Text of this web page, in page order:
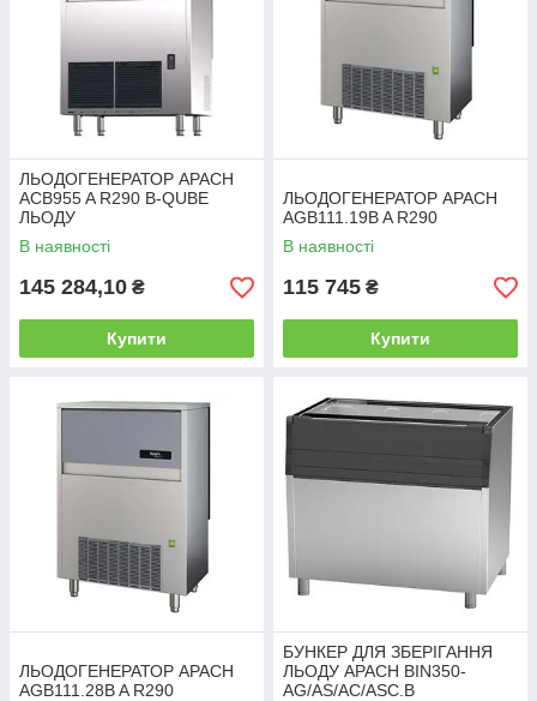
ЛЬОДОГЕНЕРАТОР APACH
ACB955 A R290 B-QUBE
ЛЬОДУ
В наявності
145 284,10 ₴
Купити
ЛЬОДОГЕНЕРАТОР APACH
AGB111.19B A R290
В наявності
115 745 ₴
Купити
ЛЬОДОГЕНЕРАТОР APACH
AGB111.28B A R290
БУНКЕР ДЛЯ ЗБЕРІГАННЯ
ЛЬОДУ APACH BIN350-
AG/AS/AC/ASC.B